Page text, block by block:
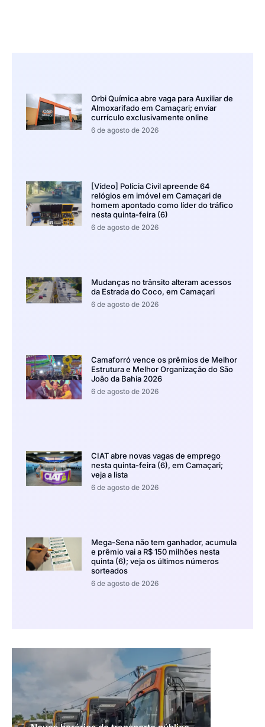
Orbi Química abre vaga para Auxiliar de
Almoxarifado em Camaçari; enviar
currículo exclusivamente online
6 de agosto de 2026
[Vídeo] Polícia Civil apreende 64
relógios em imóvel em Camaçari de
homem apontado como líder do tráfico
nesta quinta-feira (6)
6 de agosto de 2026
Mudanças no trânsito alteram acessos
da Estrada do Coco, em Camaçari
6 de agosto de 2026
Camaforró vence os prêmios de Melhor
Estrutura e Melhor Organização do São
João da Bahia 2026
6 de agosto de 2026
CIAT abre novas vagas de emprego
nesta quinta-feira (6), em Camaçari;
veja a lista
6 de agosto de 2026
Mega-Sena não tem ganhador, acumula
e prêmio vai a R$ 150 milhões nesta
quinta (6); veja os últimos números
sorteados
6 de agosto de 2026